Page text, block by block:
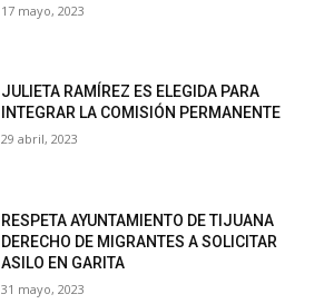
17 mayo, 2023
JULIETA RAMÍREZ ES ELEGIDA PARA
INTEGRAR LA COMISIÓN PERMANENTE
29 abril, 2023
RESPETA AYUNTAMIENTO DE TIJUANA
DERECHO DE MIGRANTES A SOLICITAR
ASILO EN GARITA
31 mayo, 2023